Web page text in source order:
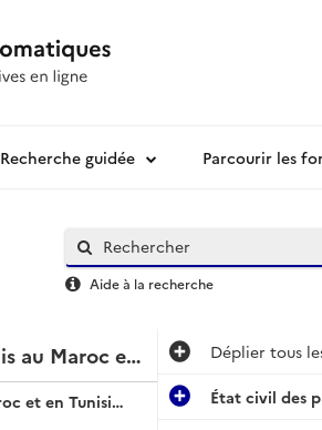
Recherche guidée Parcourir les
Aide à la recherche
État civil des protectorats français au Maroc et en Tunisie : registres
État civil des protectorats français au Maroc et en Tunisie : registres
Déplier tous
État civil des